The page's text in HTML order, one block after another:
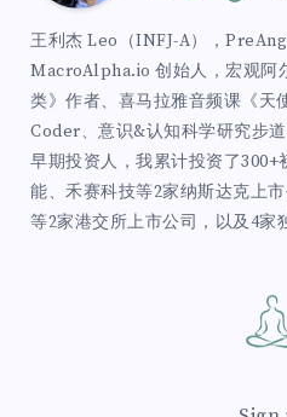
王利杰 Leo（INFJ-A），
MacroAlpha.io 创始人，宏观阿
类》作者、喜马拉雅音频课《天
Coder、意识&认知科学研究步
早期投资人，我累计投资了
能、禾赛科技等2家纳斯达克上
等2家港交所上市公司，以及4家